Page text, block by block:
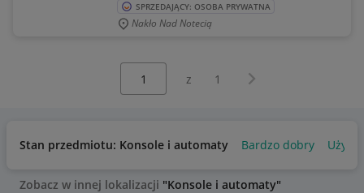
SPRZEDAJĄCY: OSOBA PRYWATNA
Nakło Nad Notecią
z 1 Następna strona
Stan przedmiotu: Konsole i automaty Bardzo dobry
Zobacz w innej lokalizacji "Konsole i automaty"